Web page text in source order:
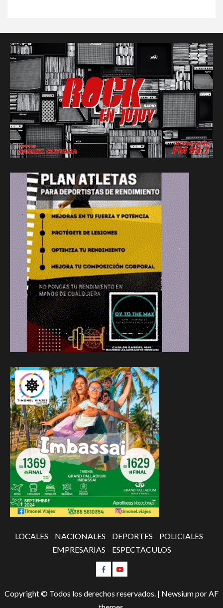
LOCALES NACIONALES DEPORTES
POLICIALES
EMPRESARIAS
ESPECTACULOS
Copyright © Todos los derechos reservados. | Newsiumpor AF